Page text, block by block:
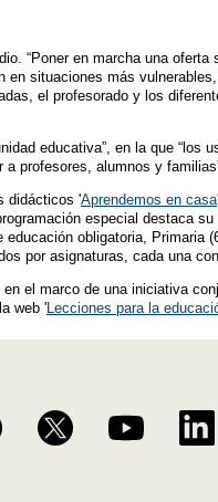
“Poner en marcha una
situaciones más
el profesorado y los
educativa”, en la que “los
profesores, alumnos y
didácticos 'Aprendemos en casa'
especial destaca
obligatoria, Primaria
por asignaturas, cada una
el marco de una iniciativa
web 'Lecciones para la